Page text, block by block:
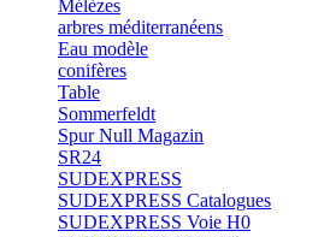
Mélèzes
arbres méditerranéens
Eau modèle
conifères
Table
Sommerfeldt
Spur Null Magazin
SR24
SUDEXPRESS
SUDEXPRESS Catalogues
SUDEXPRESS Voie H0